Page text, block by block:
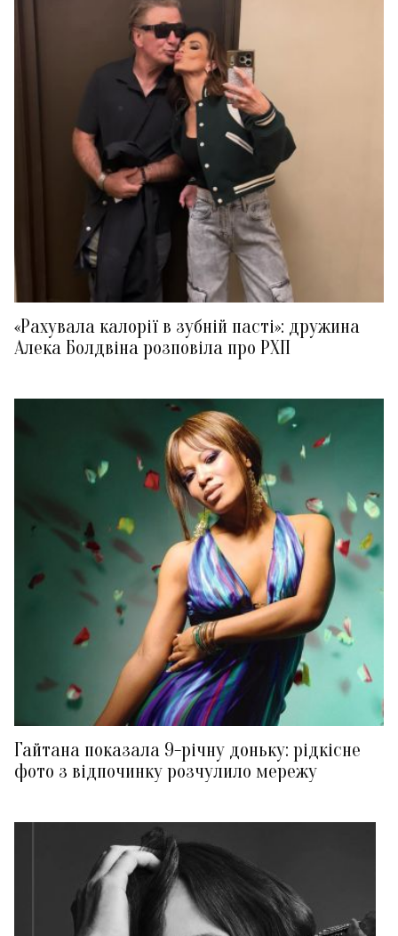
«Рахувала калорії в зубній пасті»: дружина
Алека Болдвіна розповіла про РХП
Гайтана показала 9-річну доньку: рідкісне
фото з відпочинку розчулило мережу